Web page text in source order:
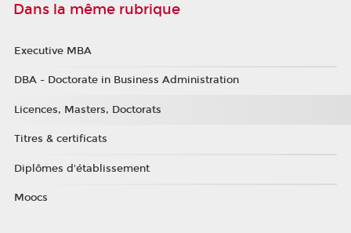
Dans la même rubrique
Executive MBA
DBA - Doctorate in Business Administration
Licences, Masters, Doctorats
Titres & certificats
Diplômes d'établissement
Moocs